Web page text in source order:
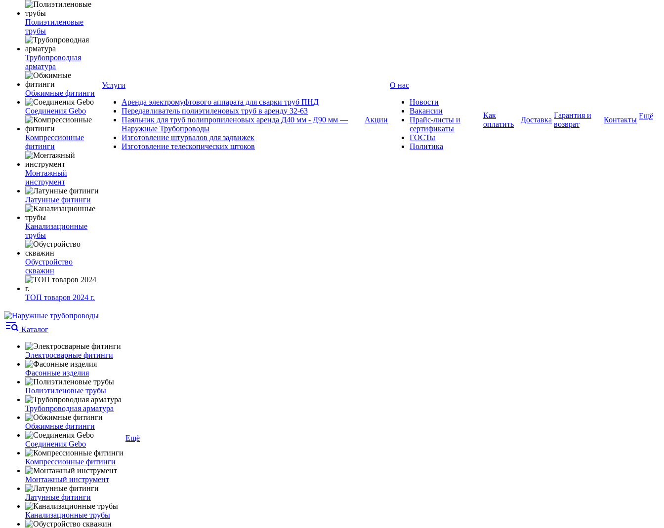
Полиэтиленовые
трубы
Трубопроводная
арматура
Обжимные фитинги
Соединения Gebo
Компрессионные
фитинги
Монтажный
инструмент
Латунные фитинги
Канализационные
трубы
Обустройство
скважин
ТОП товаров 2024 г.
Услуги
Аренда электромуфтового аппарата для сварки труб ПНД
Передавливатель полиэтиленовых труб в аренду 32-63
Паяльник для труб полипропиленовых аренда Д40 мм - Д90 мм —
Наружные Трубопроводы
Изготовление штурвалов для задвижек
Изготовление телескопических штоков
Акции
О нас
Новости
Вакансии
Прайс-листы и
сертификаты
ГОСТы
Политика
Как
оплатить
Доставка
Гарантия и
возврат
Контакты Ещё
Каталог
Электросварные фитинги
Фасонные изделия
Полиэтиленовые трубы
Трубопроводная арматура
Обжимные фитинги
Соединения Gebo
Компрессионные фитинги
Монтажный инструмент
Латунные фитинги
Канализационные трубы
Ещё